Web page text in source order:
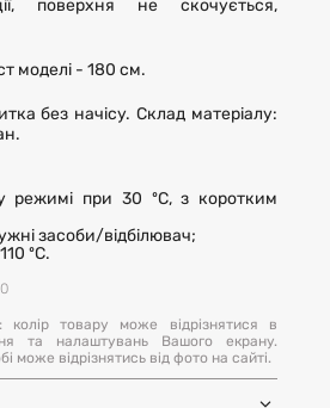
поверхня не скочується,
моделі - 180 см.
без начісу. Склад матеріалу:
режимі при 30 ºC, з коротким
засоби/відбілювач;
ºC.
товару може відрізнятися в
та налаштувань Вашого екрану.
може відрізнятись від фото на сайті.